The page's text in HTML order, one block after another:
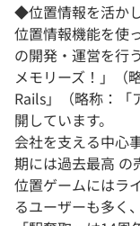
◆位置情報を活か
位置情報機能を使
の開発・運営を行
メモリーズ！」（
Rails」（略称：「
開しています。
会社を支える中心
期には過去最高 の
位置ゲームにはラ
るユーザーも多く